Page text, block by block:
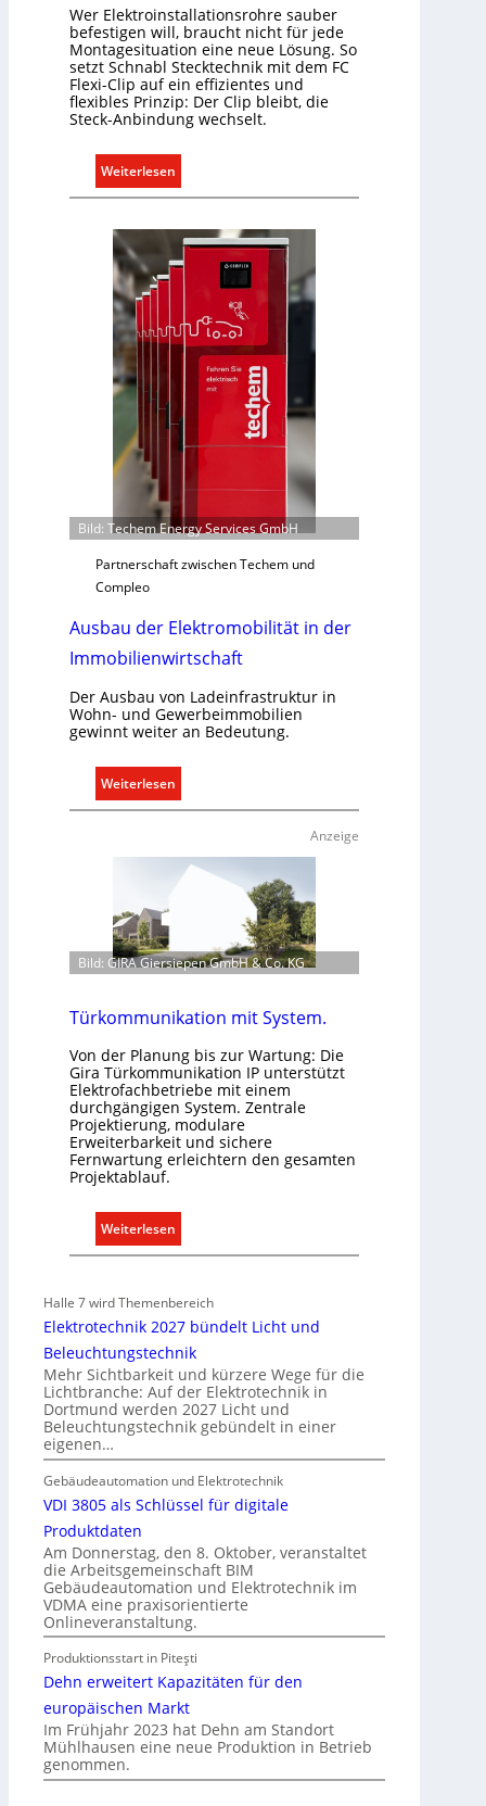
d
a
r
f
s
g
e
e
h
t
f
a
e
n
d
r
e
l
n
Wer Elektroinstallationsrohre sauber
befestigen will, braucht nicht für jede
Montagesituation eine neue Lösung. So
setzt Schnabl Stecktechnik mit dem FC
Flexi-Clip auf ein effizientes und
flexibles Prinzip: Der Clip bleibt, die
Steck-Anbindung wechselt.
Weiterlesen
E
n
C
p
a
U
n
t
g
r
n
d
Bild: Techem Energy Services GmbH
Partnerschaft zwischen Techem und
Compleo
Ausbau der Elektromobilität in der
Immobilienwirtschaft
Der Ausbau von Ladeinfrastruktur in
Wohn- und Gewerbeimmobilien
gewinnt weiter an Bedeutung.
Weiterlesen
A
b
e
E
e
k
t
r
o
m
b
l
t
ä
t
n
d
r
I
m
o
b
i
l
n
w
i
t
Anzeige
Bild: GIRA Giersiepen GmbH & Co. KG
Türkommunikation mit System.
Von der Planung bis zur Wartung: Die
Gira Türkommunikation IP unterstützt
Elektrofachbetriebe mit einem
durchgängigen System. Zentrale
Projektierung, modulare
Erweiterbarkeit und sichere
Fernwartung erleichtern den gesamten
Projektablauf.
Weiterlesen
T
k
m
m
u
n
i
k
a
i
o
n
m
i
t
S
y
s
t
e
Halle 7 wird Themenbereich
Elektrotechnik 2027 bündelt Licht und
Beleuchtungstechnik
Mehr Sichtbarkeit und kürzere Wege für die
Lichtbranche: Auf der Elektrotechnik in
Dortmund werden 2027 Licht und
Beleuchtungstechnik gebündelt in einer
eigenen…
Gebäudeautomation und Elektrotechnik
VDI 3805 als Schlüssel für digitale
Produktdaten
Am Donnerstag, den 8. Oktober, veranstaltet
die Arbeitsgemeinschaft BIM
Gebäudeautomation und Elektrotechnik im
VDMA eine praxisorientierte
Onlineveranstaltung.
Produktionsstart in Piteşti
Dehn erweitert Kapazitäten für den
europäischen Markt
Im Frühjahr 2023 hat Dehn am Standort
Mühlhausen eine neue Produktion in Betrieb
genommen.